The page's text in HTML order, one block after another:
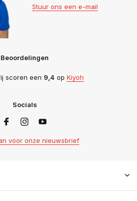
Stuur ons een e-mail
Beoordelingen
scoren een 9,4 op Kiyoh
Socials
voor onze nieuwsbrief